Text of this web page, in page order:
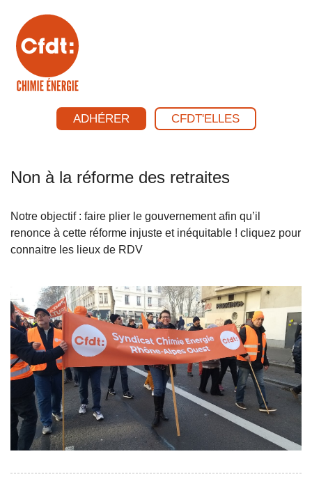
ADHÉRER CFDT'ELLES
Non à la réforme des retraites
Notre objectif : faire plier le gouvernement afin qu’il
renonce à cette réforme injuste et inéquitable ! cliquez pour
connaitre les lieux de RDV